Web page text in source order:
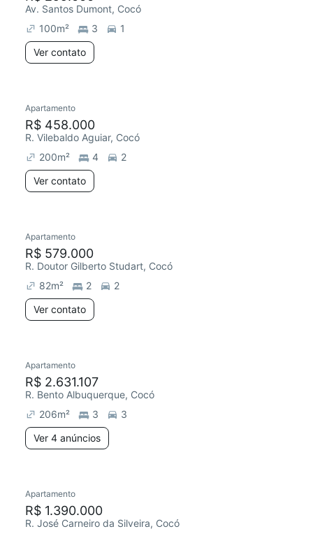
Av. Santos Dumont, Cocó
100m² 3
1
Ver contato
Apartamento
R$ 458.000
R. Vilebaldo Aguiar, Cocó
200m² 4
2
Ver contato
Apartamento
R$ 579.000
R. Doutor Gilberto Studart, Cocó
82m² 2
2
Ver contato
Apartamento
R$ 2.631.107
R. Bento Albuquerque, Cocó
206m² 3
3
Ver 4 anúncios
Apartamento
R$ 1.390.000
R. José Carneiro da Silveira, Cocó